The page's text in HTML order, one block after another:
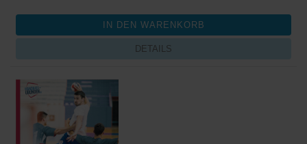
DETAILS